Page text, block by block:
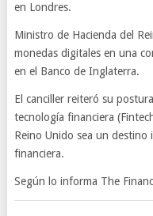
en Londres.
Ministro de Hacienda del
monedas digitales en una
en el Banco de Inglaterra.
El canciller reiteró su
tecnología financiera
Reino Unido sea un
financiera.
Según lo informa The